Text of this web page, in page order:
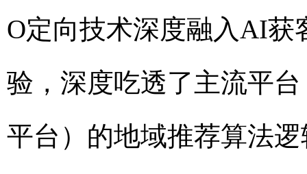
O定向技术深度融入AI获
验，深度吃透了主流平
平台）的地域推荐算法